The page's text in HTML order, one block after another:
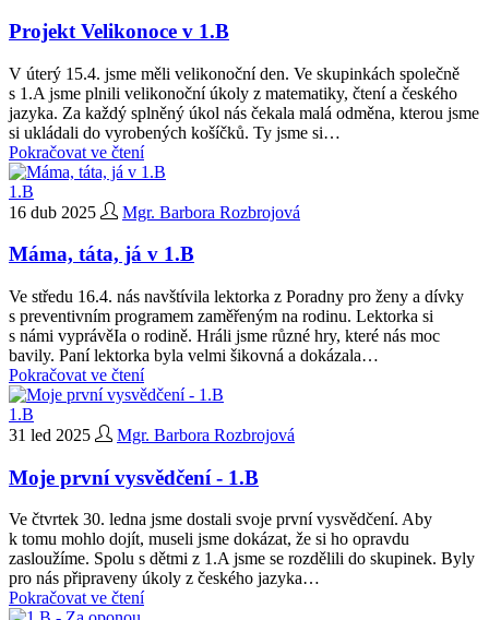
Projekt Velikonoce v 1.B
V úterý 15.4. jsme měli velikonoční den. Ve skupinkách společně
s 1.A jsme plnili velikonoční úkoly z matematiky, čtení a českého
jazyka. Za každý splněný úkol nás čekala malá odměna, kterou jsme
si ukládali do vyrobených košíčků. Ty jsme si…
Pokračovat ve čtení
1.B
16 dub 2025
Mgr. Barbora Rozbrojová
Máma, táta, já v 1.B
Ve středu 16.4. nás navštívila lektorka z Poradny pro ženy a dívky
s preventivním programem zaměřeným na rodinu. Lektorka si
s námi vyprávěIa o rodině. Hráli jsme různé hry, které nás moc
bavily. Paní lektorka byla velmi šikovná a dokázala…
Pokračovat ve čtení
1.B
31 led 2025
Mgr. Barbora Rozbrojová
Moje první vysvědčení - 1.B
Ve čtvrtek 30. ledna jsme dostali svoje první vysvědčení. Aby
k tomu mohlo dojít, museli jsme dokázat, že si ho opravdu
zasloužíme. Spolu s dětmi z 1.A jsme se rozdělili do skupinek. Byly
pro nás připraveny úkoly z českého jazyka…
Pokračovat ve čtení